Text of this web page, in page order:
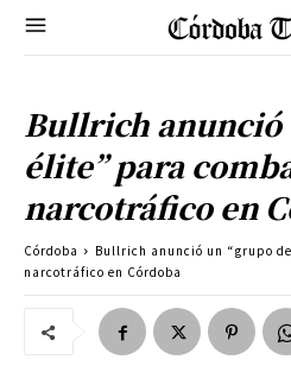
Bullrich anunció
élite” para
narcotráfico en
Córdoba
Bullrich anunció un “grupo
narcotráfico en Córdoba